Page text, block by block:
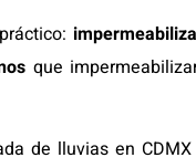
que
de lluvias en